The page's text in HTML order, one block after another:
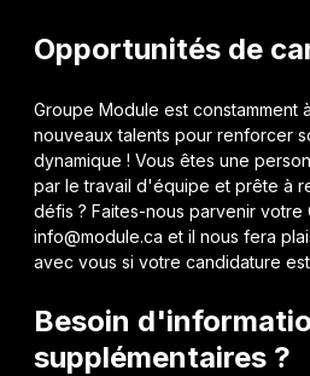
Opportunités de
Groupe Module est constamment
nouveaux talents pour renforcer
dynamique ! Vous êtes une
par le travail d'équipe et prête à
défis ? Faites-nous parvenir votre
info@module.ca et il nous fera
avec vous si votre candidature
Besoin
supplémentaires ?